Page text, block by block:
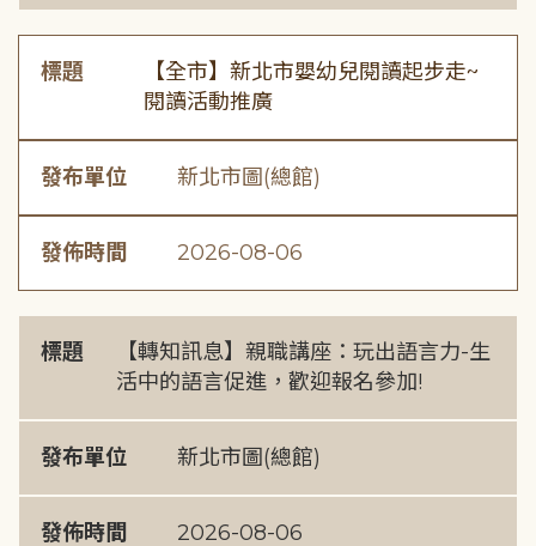
標題
【全市】新北市嬰幼兒閱讀起步走~
閱讀活動推廣
發布單位 新北市圖(總館)
發佈時間 2026-08-06
標題
【轉知訊息】親職講座：玩出語言力-生
活中的語言促進，歡迎報名參加!
發布單位 新北市圖(總館)
發佈時間 2026-08-06